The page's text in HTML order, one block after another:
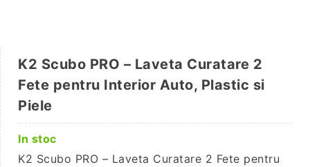
K2 Scubo PRO – Laveta Curatare 2
Fete pentru Interior Auto, Plastic si
Piele
In stoc
K2 Scubo PRO – Laveta Curatare 2 Fete pentru